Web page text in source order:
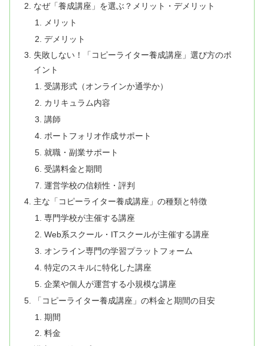
なぜ「養成講座」を選ぶ？メリット・デメリット
メリット
デメリット
失敗しない！「コピーライター養成講座」選び方のポ
イント
受講形式（オンラインか通学か）
カリキュラム内容
講師
ポートフォリオ作成サポート
就職・副業サポート
受講料金と期間
運営学校の信頼性・評判
主な「コピーライター養成講座」の種類と特徴
専門学校が主催する講座
Web系スクール・ITスクールが主催する講座
オンライン専門の学習プラットフォーム
特定のスキルに特化した講座
企業や個人が運営する小規模な講座
「コピーライター養成講座」の料金と期間の目安
期間
料金